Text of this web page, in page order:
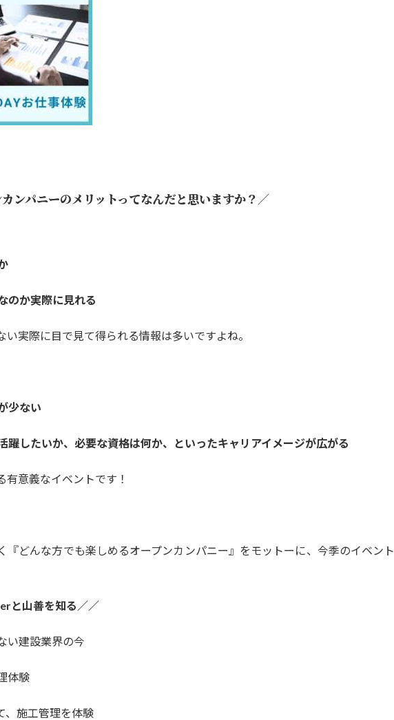
ンパニーのメリットってなんだと思いますか？／
のか実際に見れる
い実際に目で見て得られる情報は多いですよね。
少ない
躍したいか、必要な資格は何か、といったキャリアイメージが広がる
有意義なイベントです！
『どんな方でも楽しめるオープンカンパニー』をモットーに、今季のイベント
と山善を知る／／
い建設業界の今
体験
、施工管理を体験